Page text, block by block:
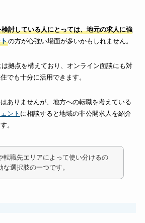
討している人にとっては、地元の求人に強
の方が心強い場面が多いかもしれません。
拠点を構えており、オンライン面談にも対
でも十分に活用できます。
ありませんが、地方への転職を考えている
ント に相談すると地域の非公開求人を紹介
。
転職先エリアによって使い分けるの
な選択肢の一つです。